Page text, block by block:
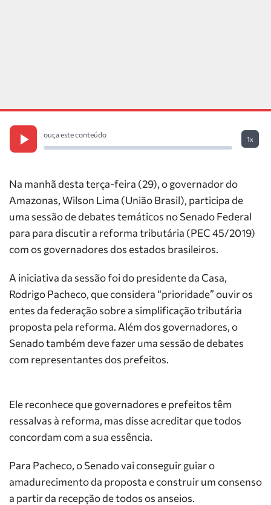
ouça este conteúdo
1x
Na manhã desta terça-feira (29), o governador do
Amazonas, Wilson Lima (União Brasil), participa de
uma sessão de debates temáticos no Senado Federal
para para discutir a reforma tributária (PEC 45/2019)
com os governadores dos estados brasileiros.
A iniciativa da sessão foi do presidente da Casa,
Rodrigo Pacheco, que considera “prioridade” ouvir os
entes da federação sobre a simplificação tributária
proposta pela reforma. Além dos governadores, o
Senado também deve fazer uma sessão de debates
com representantes dos prefeitos.
Ele reconhece que governadores e prefeitos têm
ressalvas à reforma, mas disse acreditar que todos
concordam com a sua essência.
Para Pacheco, o Senado vai conseguir guiar o
amadurecimento da proposta e construir um consenso
a partir da recepção de todos os anseios.